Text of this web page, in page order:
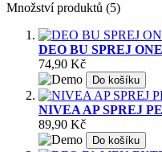
Množství produktů (5)
DEO BU SPREJ
74,90 Kč
Do košíku
NIVEA AP SPREJ
89,90 Kč
Do košíku